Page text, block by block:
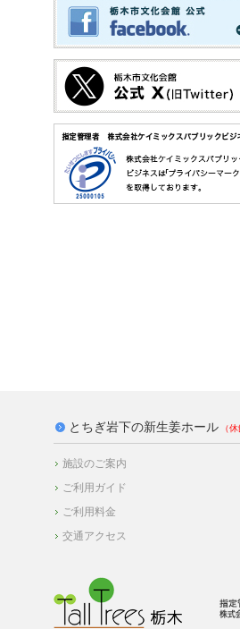
とちぎ岩下の新生姜ホール
施設のご案内
ご利用ガイド
ご利用料金
交通アクセス